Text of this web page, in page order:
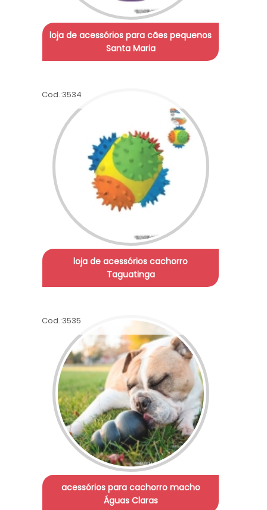
loja de acessórios para cães pequenos
Santa Maria
Cod.:3534
loja de acessórios cachorro
Taguatinga
Cod.:3535
acessórios para cachorro macho
Águas Claras